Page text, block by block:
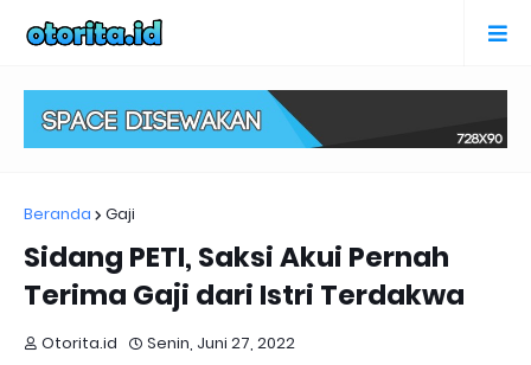
Beranda Gaji
Sidang PETI, Saksi Akui Pernah
Terima Gaji dari Istri Terdakwa
Otorita.id Senin, Juni 27, 2022